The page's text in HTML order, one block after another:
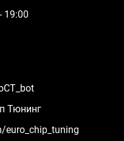
19:00
Тюнинг